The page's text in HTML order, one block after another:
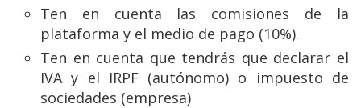
Ten en cuenta las comisiones de la
plataforma y el medio de pago (10%).
Ten en cuenta que tendrás que declarar el
IVA y el IRPF (autónomo) o impuesto de
sociedades (empresa)